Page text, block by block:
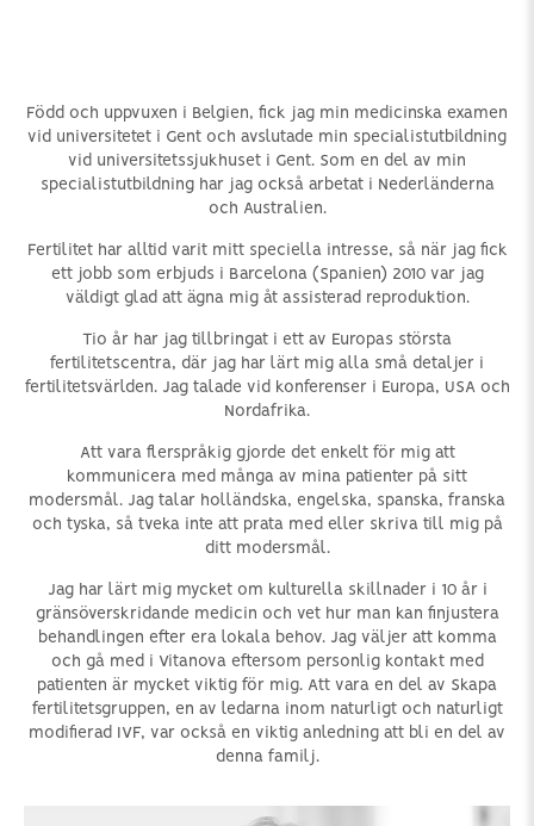
Född och uppvuxen i Belgien, fick jag min medicinska examen
vid universitetet i Gent och avslutade min specialistutbildning
vid universitetssjukhuset i Gent. Som en del av min
specialistutbildning har jag också arbetat i Nederländerna
och Australien.
Fertilitet har alltid varit mitt speciella intresse, så när jag fick
ett jobb som erbjuds i Barcelona (Spanien) 2010 var jag
väldigt glad att ägna mig åt assisterad reproduktion.
Tio år har jag tillbringat i ett av Europas största
fertilitetscentra, där jag har lärt mig alla små detaljer i
fertilitetsvärlden. Jag talade vid konferenser i Europa, USA och
Nordafrika.
Att vara flerspråkig gjorde det enkelt för mig att
kommunicera med många av mina patienter på sitt
modersmål. Jag talar holländska, engelska, spanska, franska
och tyska, så tveka inte att prata med eller skriva till mig på
ditt modersmål.
Jag har lärt mig mycket om kulturella skillnader i 10 år i
gränsöverskridande medicin och vet hur man kan finjustera
behandlingen efter era lokala behov. Jag väljer att komma
och gå med i Vitanova eftersom personlig kontakt med
patienten är mycket viktig för mig. Att vara en del av Skapa
fertilitetsgruppen, en av ledarna inom naturligt och naturligt
modifierad IVF, var också en viktig anledning att bli en del av
denna familj.